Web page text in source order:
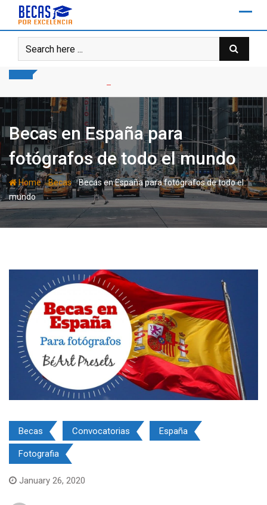
content
Becas en España para
fotógrafos de todo el mundo
Home-Becas-Becas en España para fotógrafos de todo el
mundo
Becas Convocatorias España
Fotografia
January 26, 2020